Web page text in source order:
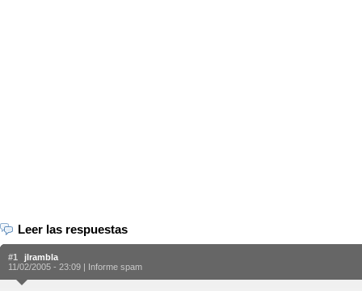
Leer las respuestas
#1
jlrambla
11/02/2005 - 23:09 | Informe spam